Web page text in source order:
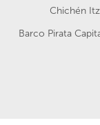
Chichén
Barco Pirata